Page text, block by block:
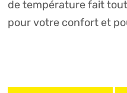
detempératurefait
pour votre confort et